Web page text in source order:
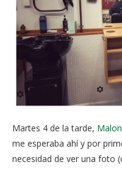
Martes 4 de la tarde,
me esperaba ahí y por
necesidad de ver una foto